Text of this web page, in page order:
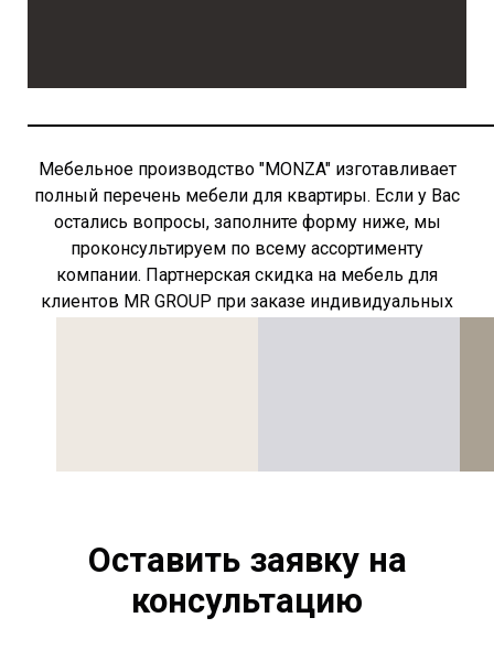
Мебельное производство "MONZA" изготавливает
полный перечень мебели для квартиры. Если у Вас
остались вопросы, заполните форму ниже, мы
проконсультируем по всему ассортименту
компании. Партнерская скидка на мебель для
клиентов MR GROUP при заказе индивидуальных
Оставить заявку на
консультацию